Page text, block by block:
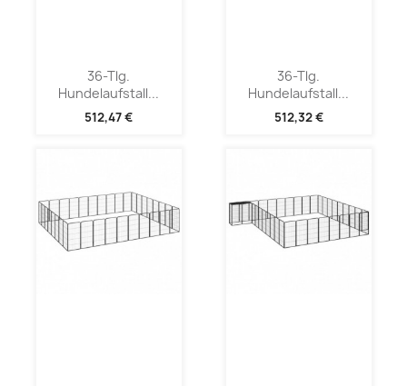
36-Tlg.
Hundelaufstall...
512,47 €
36-Tlg.
Hundelaufstall...
512,32 €